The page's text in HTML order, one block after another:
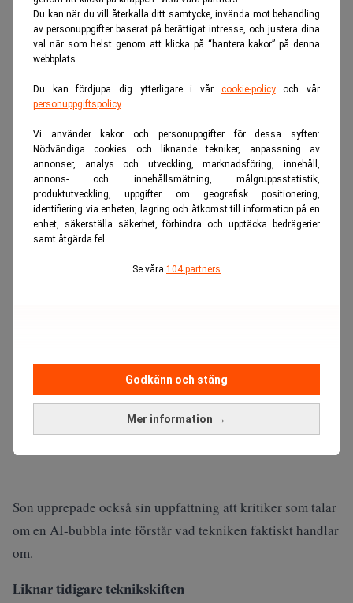
Du kan när du vill återkalla ditt samtycke, invända mot behandling
av personuppgifter baserat på berättigat intresse, och justera dina
val när som helst genom att klicka på “hantera kakor” på denna
webbplats.
Du kan fördjupa dig ytterligare i vår cookie-policyoch vår
personuppgiftspolicy.
Vi använder kakor och personuppgifter för dessa syften:
Nödvändiga cookies och liknande tekniker, anpassning av
annonser, analys och utveckling, marknadsföring, innehåll,
annons- och innehållsmätning, målgruppsstatistik,
produktutveckling, uppgifter om geografisk positionering,
identifiering via enheten, lagring och åtkomst till information på en
enhet, säkerställa säkerhet, förhindra och upptäcka bedrägerier
samt åtgärda fel.
Se våra 104 partners
Mer information →
Godkänn och stäng
Son är känd för sina djärva satsningar på ny teknik och har
tidigare gjort stora vinster på investeringar i bland annat
Alibaba, men också bakslag som konkursen i WeWork.
Läs även:
OpenAI-aktier ska ge Softbank lån på 92
miljarder. Dagens PS
Bolagets just nu mest högprofilerade satsning är ChatGPT-
utvecklaren OpenAI, där Softbanks sammanlagda
investering väntas överstiga 60 miljarder dollar innan året
är slut.
ANNONS
Son upprepade också sin uppfattning att kritiker som talar
om en AI-bubbla inte förstår vad tekniken faktiskt handlar
om.
Liknar tidigare teknikskiften